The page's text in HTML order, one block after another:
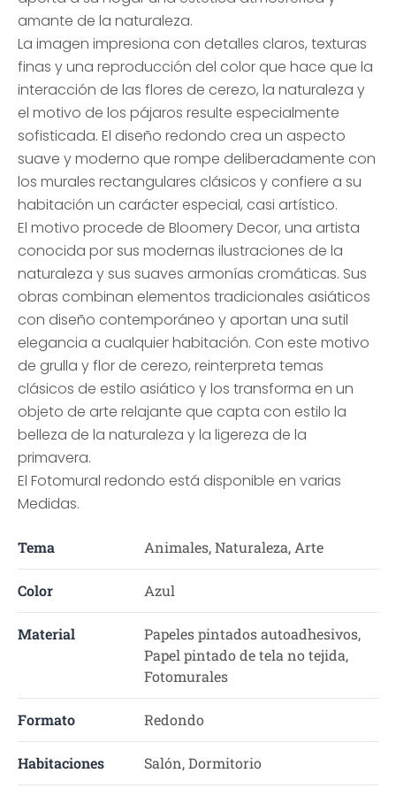
amante de la naturaleza.
La imagen impresiona con detalles claros, texturas
finas y una reproducción del color que hace que la
interacción de las flores de cerezo, la naturaleza y
el motivo de los pájaros resulte especialmente
sofisticada. El diseño redondo crea un aspecto
suave y moderno que rompe deliberadamente con
los murales rectangulares clásicos y confiere a su
habitación un carácter especial, casi artístico.
El motivo procede de Bloomery Decor, una artista
conocida por sus modernas ilustraciones de la
naturaleza y sus suaves armonías cromáticas. Sus
obras combinan elementos tradicionales asiáticos
con diseño contemporáneo y aportan una sutil
elegancia a cualquier habitación. Con este motivo
de grulla y flor de cerezo, reinterpreta temas
clásicos de estilo asiático y los transforma en un
objeto de arte relajante que capta con estilo la
belleza de la naturaleza y la ligereza de la
primavera.
El Fotomural redondo está disponible en varias
Medidas.
Tema Animales, Naturaleza, Arte
Color Azul
Material
Papeles pintados autoadhesivos,
Papel pintado de tela no tejida,
Fotomurales
Formato Redondo
Habitaciones Salón, Dormitorio